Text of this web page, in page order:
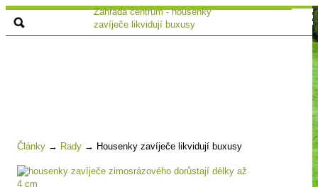
Zahrada centrum - housenky
zavíječe likvidují buxusy
Články → Rady → Housenky zavíječe likvidují buxusy